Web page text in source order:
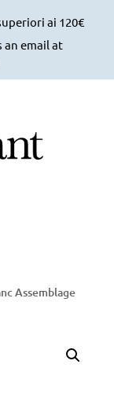
ai 120€
an email at
Assemblage